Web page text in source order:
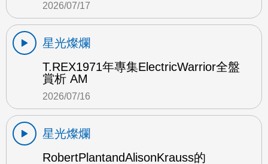
2026/07/17
星光燦爛
T.REX1971年專集ElectricWarrior全盤
賞析 AM
2026/07/16
星光燦爛
RobertPlantandAlisonKrauss的